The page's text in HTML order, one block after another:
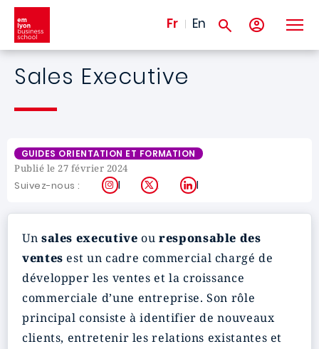
Aller au contenu principal
Fr En
Sales Executive
GUIDES ORIENTATION ET FORMATION
Publié le 27 février 2024
Suivez-nous : Instagram
X LinkedIn
Un sales executiveouresponsable des
ventes est un cadre commercial chargé de
développer les ventes et la croissance
commerciale d’une entreprise. Son rôle
principal consiste à identifier de nouveaux
clients, entretenir les relations existantes et